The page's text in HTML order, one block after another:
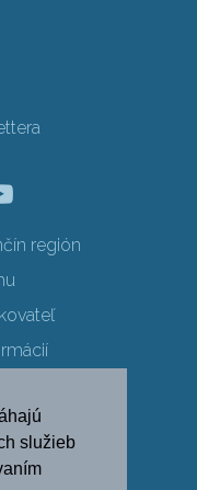
služieb
región
PL